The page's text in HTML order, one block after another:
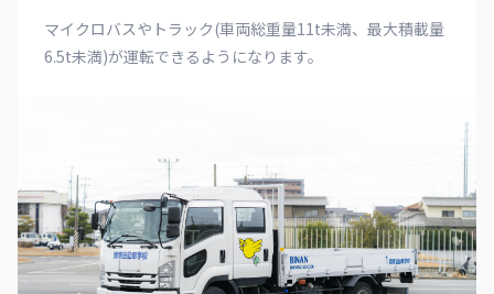
マイクロバスやトラック(車両総重量11t未満、最大積載量
6.5t未満)が運転できるようになります。